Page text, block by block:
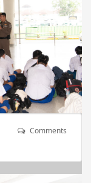
Comments